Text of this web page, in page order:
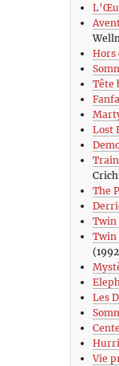
Hors
Tête
Lost
The
Twin
Twin
Les
Vie